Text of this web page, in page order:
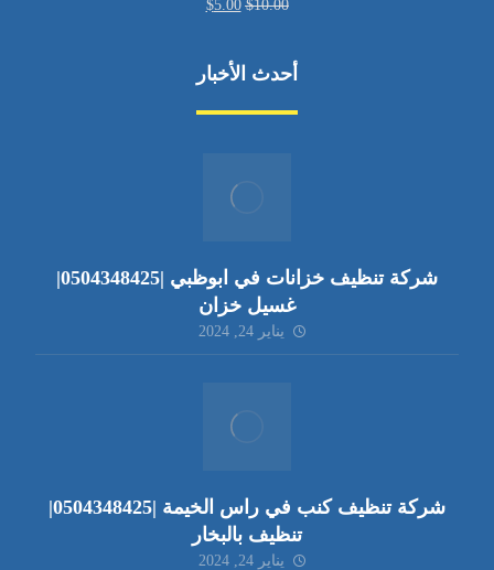
$10.00
$5.00
أحدث الأخبار
شركة تنظيف خزانات في ابوظبي |0504348425|
غسيل خزان
يناير 24, 2024
شركة تنظيف كنب في راس الخيمة |0504348425|
تنظيف بالبخار
يناير 24, 2024